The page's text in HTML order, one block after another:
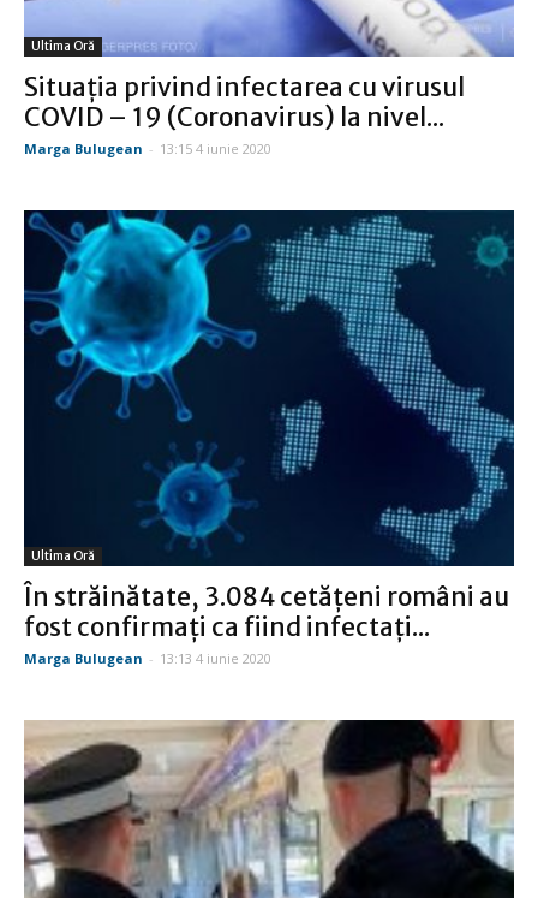
Ultima Oră
Situația privind infectarea cu virusul
COVID – 19 (Coronavirus) la nivel...
Marga Bulugean - 13:15 4 iunie 2020
Ultima Oră
În străinătate, 3.084 cetățeni români au
fost confirmați ca fiind infectați...
Marga Bulugean - 13:13 4 iunie 2020